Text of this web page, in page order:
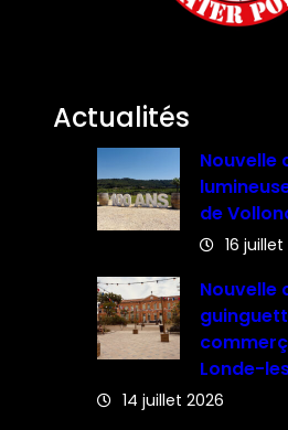
Actualités
Nouvelle
de
16
Nouvelle
Londe-
14 juillet 2026